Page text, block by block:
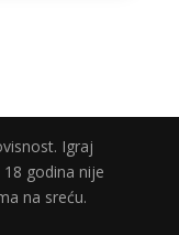
Igraj
godina nije
na sreću.